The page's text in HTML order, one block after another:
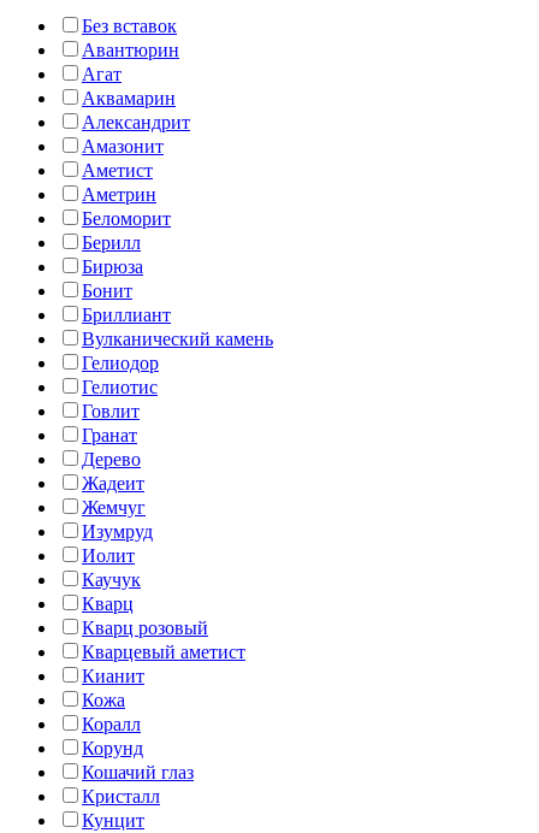
Без вставок
Авантюрин
Агат
Аквамарин
Александрит
Амазонит
Аметист
Аметрин
Беломорит
Берилл
Бирюза
Бонит
Бриллиант
Вулканический камень
Гелиодор
Гелиотис
Говлит
Гранат
Дерево
Жадеит
Жемчуг
Изумруд
Иолит
Каучук
Кварц
Кварц розовый
Кварцевый аметист
Кианит
Кожа
Коралл
Корунд
Кошачий глаз
Кристалл
Кунцит